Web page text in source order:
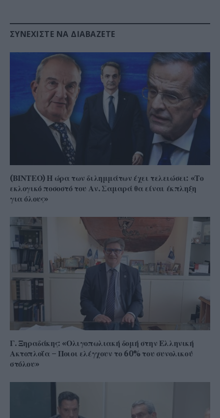
ΣΥΝΕΧΊΣΤΕ ΝΑ ΔΙΑΒΆΖΕΤΕ
(ΒΙΝΤΕΟ) Η ώρα των διλημμάτων έχει τελειώσει: «Το
εκλογικό ποσοστό του Αν. Σαμαρά θα είναι έκπληξη
για όλους»
Γ. Ξηραδάκης: «Ολιγοπωλιακή δομή στην Ελληνική
Ακτοπλοΐα – Ποιοι ελέγχουν το 60% του συνολικού
στόλου»